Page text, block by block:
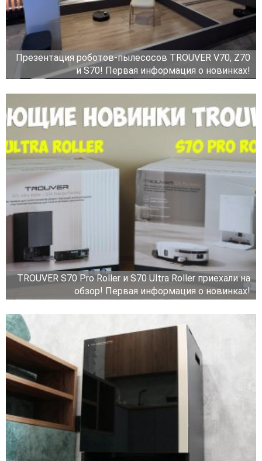
Презентация роботов-пылесосов TROUVER V70, Z70
и S70! Первая информация о новинках!
TROUVER S70 Pro Roller и S70 Ultra Roller приехали на
обзор! Первая информация о новинках!